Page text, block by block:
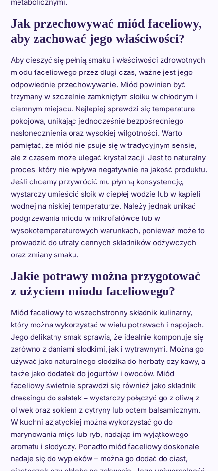
metabolicznymi.
Jak przechowywać miód faceliowy,
aby zachować jego właściwości?
Aby cieszyć się pełnią smaku i właściwości zdrowotnych
miodu faceliowego przez długi czas, ważne jest jego
odpowiednie przechowywanie. Miód powinien być
trzymany w szczelnie zamkniętym słoiku w chłodnym i
ciemnym miejscu. Najlepiej sprawdzi się temperatura
pokojowa, unikając jednocześnie bezpośredniego
nasłonecznienia oraz wysokiej wilgotności. Warto
pamiętać, że miód nie psuje się w tradycyjnym sensie,
ale z czasem może ulegać krystalizacji. Jest to naturalny
proces, który nie wpływa negatywnie na jakość produktu.
Jeśli chcemy przywrócić mu płynną konsystencję,
wystarczy umieścić słoik w ciepłej wodzie lub w kąpieli
wodnej na niskiej temperaturze. Należy jednak unikać
podgrzewania miodu w mikrofalówce lub w
wysokotemperaturowych warunkach, ponieważ może to
prowadzić do utraty cennych składników odżywczych
oraz zmiany smaku.
Jakie potrawy można przygotować
z użyciem miodu faceliowego?
Miód faceliowy to wszechstronny składnik kulinarny,
który można wykorzystać w wielu potrawach i napojach.
Jego delikatny smak sprawia, że idealnie komponuje się
zarówno z daniami słodkimi, jak i wytrawnymi. Można go
używać jako naturalnego słodzika do herbaty czy kawy, a
także jako dodatek do jogurtów i owoców. Miód
faceliowy świetnie sprawdzi się również jako składnik
dressingu do sałatek – wystarczy połączyć go z oliwą z
oliwek oraz sokiem z cytryny lub octem balsamicznym.
W kuchni azjatyckiej można wykorzystać go do
marynowania mięs lub ryb, nadając im wyjątkowego
aromatu i słodyczy. Ponadto miód faceliowy doskonale
nadaje się do wypieków – można go dodać do ciast,